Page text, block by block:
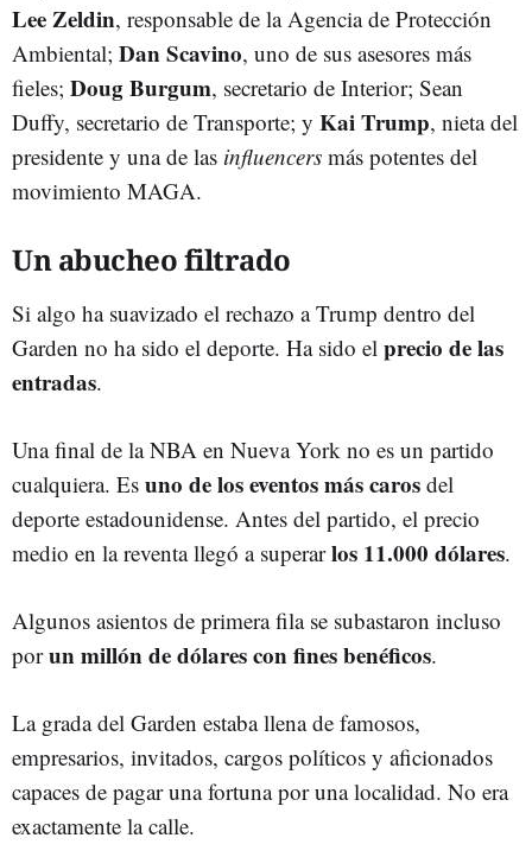
Lee Zeldin, responsable de la Agencia de Protección
Ambiental; Dan Scavino, uno de sus asesores más
fieles; Doug Burgum, secretario de Interior; Sean
Duffy, secretario de Transporte; y Kai Trump, nieta del
presidente y una de las influencers más potentes del
movimiento MAGA.
Un abucheo filtrado
Si algo ha suavizado el rechazo a Trump dentro del
Garden no ha sido el deporte. Ha sido el precio de las
entradas.
Una final de la NBA en Nueva York no es un partido
cualquiera. Es uno de los eventos más caros del
deporte estadounidense. Antes del partido, el precio
medio en la reventa llegó a superarlos 11.000 dólares.
Algunos asientos de primera fila se subastaron incluso
porun millón de dólares con fines benéficos.
La grada del Garden estaba llena de famosos,
empresarios, invitados, cargos políticos y aficionados
capaces de pagar una fortuna por una localidad. No era
exactamente la calle.